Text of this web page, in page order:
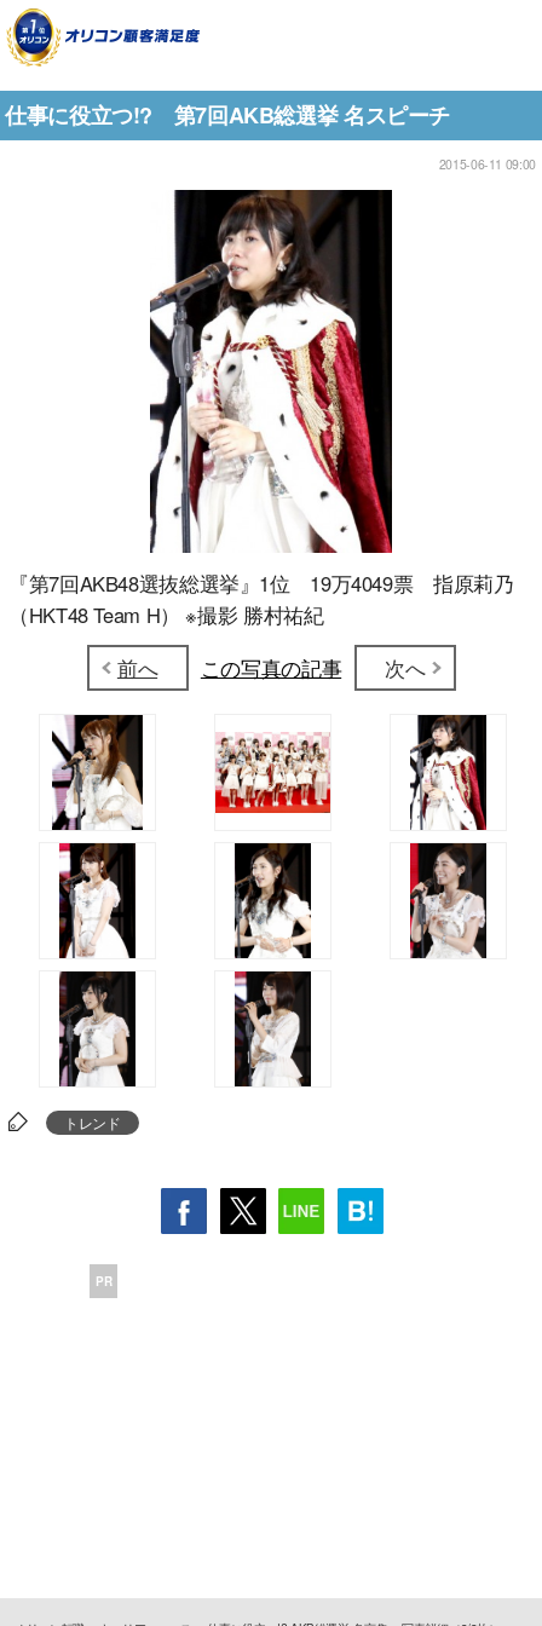
仕事に役立つ!? 第7回AKB総選挙 名スピーチ
2015-06-11 09:00
『第7回AKB48選抜総選挙』1位 19万4049票 指原莉乃
（HKT48 Team H） ※撮影 勝村祐紀
前へ
この写真の記事 次へ
トレンド
PR